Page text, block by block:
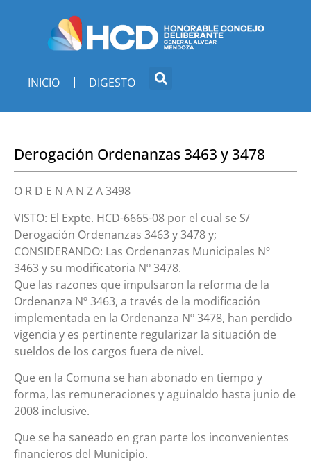
INICIO DIGESTO
Derogación Ordenanzas 3463 y 3478
O R D E N A N Z A 3498
VISTO: El Expte. HCD-6665-08 por el cual se S/
Derogación Ordenanzas 3463 y 3478 y;
CONSIDERANDO: Las Ordenanzas Municipales Nº
3463 y su modificatoria Nº 3478.
Que las razones que impulsaron la reforma de la
Ordenanza Nº 3463, a través de la modificación
implementada en la Ordenanza Nº 3478, han perdido
vigencia y es pertinente regularizar la situación de
sueldos de los cargos fuera de nivel.
Que en la Comuna se han abonado en tiempo y
forma, las remuneraciones y aguinaldo hasta junio de
2008 inclusive.
Que se ha saneado en gran parte los inconvenientes
financieros del Municipio.